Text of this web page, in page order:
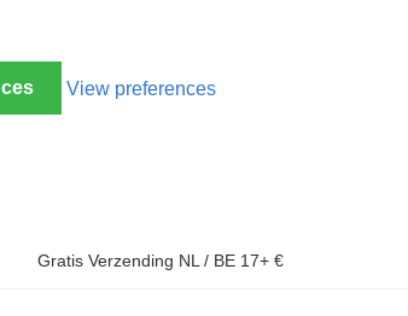
View preferences
Gratis Verzending NL / BE 17+ €